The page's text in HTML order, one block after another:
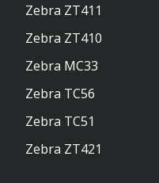
Zebra ZT411
Zebra ZT410
Zebra MC33
Zebra TC56
Zebra TC51
Zebra ZT421